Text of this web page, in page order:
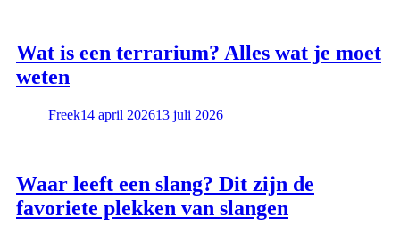
Wat is een terrarium? Alles wat je moet
weten
Freek14 april 202613 juli 2026
Waar leeft een slang? Dit zijn de
favoriete plekken van slangen